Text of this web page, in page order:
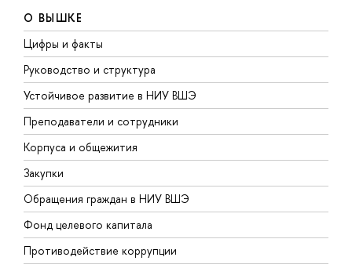
О ВЫШКЕ
Цифры и факты
Руководство и структура
Устойчивое развитие в НИУ ВШЭ
Преподаватели и сотрудники
Корпуса и общежития
Закупки
Обращения граждан в НИУ ВШЭ
Фонд целевого капитала
Противодействие коррупции